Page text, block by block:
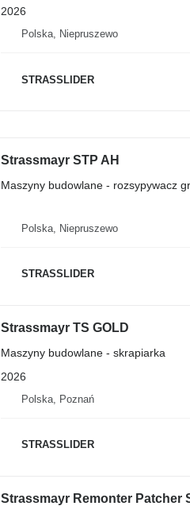
2026
Polska, Niepruszewo
STRASSLIDER
Strassmayr STP AH
Maszyny budowlane - rozsypywacz
Polska, Niepruszewo
STRASSLIDER
Strassmayr TS GOLD
Maszyny budowlane - skrapiarka
2026
Polska, Poznań
STRASSLIDER
Strassmayr Remonter Patcher